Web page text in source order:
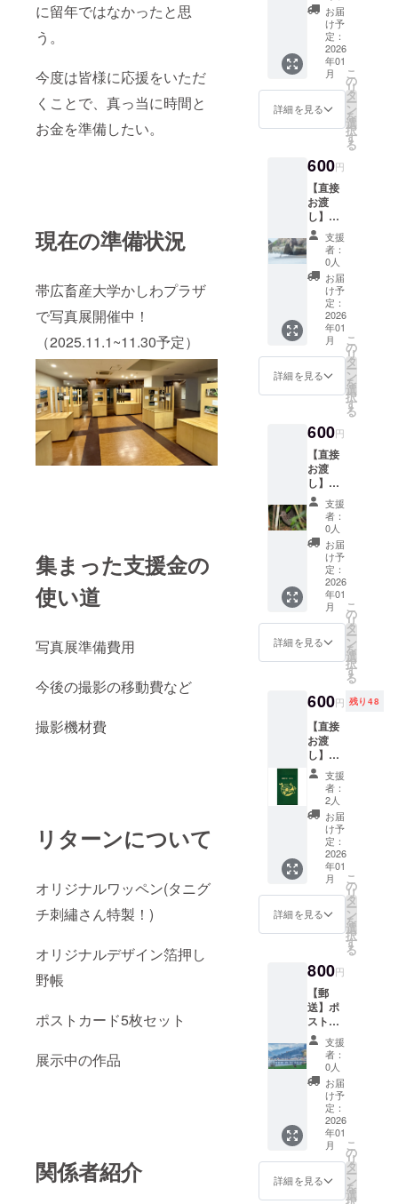
に留年ではなかったと思
う。
今度は皆様に応援をいただ
くことで、真っ当に時間と
お金を準備したい。
現在の準備状況
帯広畜産大学かしわプラザ
で写真展開催中！
（2025.11.1~11.30予定）
集まった支援金の
使い道
写真展準備費用
今後の撮影の移動費など
撮影機材費
リターンについて
オリジナルワッペン(タニグ
チ刺繡さん特製！)
オリジナルデザイン箔押し
野帳
ポストカード5枚セット
展示中の作品
関係者紹介
い！
メール
にて感
謝の気
持ちを
込め
て、返
信させ
ていた
だきま
このリ
ターン
は1000
円のリ
ターン
と同じ
内容に
なりま
す。
① 5枚
セット
（Quee
ns town
marina,
New
Zealand
Falcon,
lake
Tekapo(
昼＆
夜)） 在
廊カレ
ンダー
をご確
認の
上、備
考欄に
来場予
定日時
をご記
入くだ
さい。
お届
け予
定：
2026
年01
月
詳細を見る
こ
の
リ
タ
ー
ン
を
選
択
す
る
600円
【直接
お渡
し】ポ
スト
カード
セット
② 5枚
セット
（Fiordl
and
Pengui
Yellow-
Eyed
Pengui
n,
sian
Gannet(
成鳥＆
雛),
New
Zealand
Seal）
在廊カ
レン
ダーを
ご確認
の上、
備考欄
に来場
予定日
い。
支援
者：
0人
お届
け予
定：
2026
年01
月
詳細を見る
こ
の
リ
タ
ー
ン
を
選
択
す
る
600円
【直接
お渡
し】ポ
スト
カード
セット
③ 5枚
セット
（Little
Spotted
Kiwi,
Bellbird
, Kea,
Bar-
tailed
Godwit,
） 在廊
カレン
ダーを
ご確認
の上、
備考欄
に来場
予定日
時をご
記入く
ださ
い。
支援
者：
0人
お届
け予
定：
2026
年01
月
詳細を見る
こ
の
リ
タ
ー
ン
を
選
択
す
る
600円 残り48
【直接
お渡
し】オ
リジナ
ル箔押
し野帳
（コク
ヨ 測量
野帳セ-
Y3） 備
考欄に
在廊日
直接受
け取り
の場合
は来場
時をご
記入く
ださ
い。
支援
者：
2人
お届
け予
定：
2026
年01
月
詳細を見る
こ
の
リ
タ
ー
ン
を
選
択
す
る
800円
【郵
送】ポ
スト
カード
セット
① 5枚
セット
（Quee
ns town
marina,
New
Zealand
Falcon,
lake
支援
者：
0人
お届
け予
定：
2026
年01
月
詳細を見る
こ
の
リ
タ
ー
ン
を
選